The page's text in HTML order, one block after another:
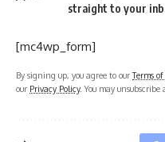
straight to your
[mc4wp_form]
By signing up, you agree to ourTerms of
our Privacy Policy. You may unsubscribe